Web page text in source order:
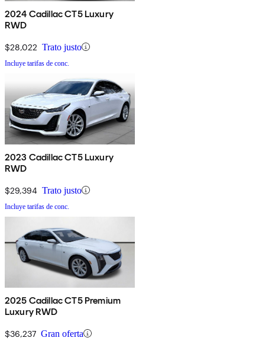
2024 Cadillac CT5 Luxury
RWD
$28,022 Trato justo
Incluye tarifas de conc.
2023 Cadillac CT5 Luxury
RWD
$29,394 Trato justo
Incluye tarifas de conc.
2025 Cadillac CT5 Premium
Luxury RWD
$36,237 Gran oferta